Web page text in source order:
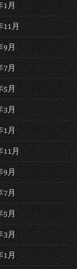
1月
11月
9月
7月
5月
3月
1月
11月
9月
7月
5月
3月
1月